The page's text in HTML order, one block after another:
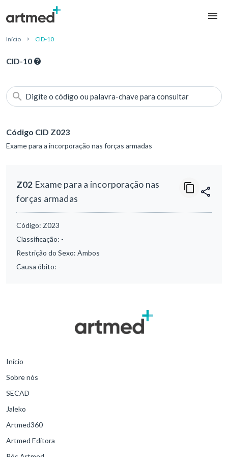
Início CID-10
CID-10
Digite o código ou palavra-chave para consultar
Código CID Z023
Exame para a incorporação nas forças armadas
Z02 Exame para a incorporação nas
forças armadas
Código: Z023
Classificação: -
Restrição do Sexo: Ambos
Causa óbito: -
Início
Sobre nós
SECAD
Jaleko
Artmed360
Artmed Editora